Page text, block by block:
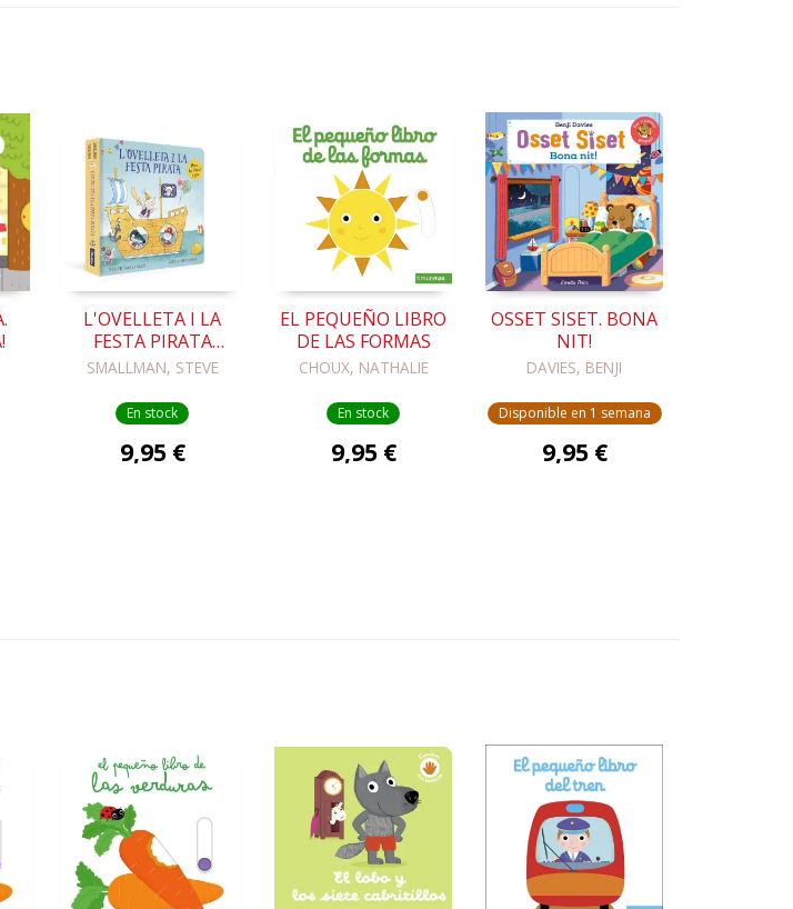
L'OVELLETA I LA
FESTA PIRATA
(LLIBRE DE
SMALLMAN, STEVE
En stock
9,95 €
EL PEQUEÑO LIBRO
DE LAS FORMAS
CHOUX, NATHALIE
En stock
9,95 €
OSSET SISET. BONA
NIT!
DAVIES, BENJI
Disponible en 1 semana
9,95 €